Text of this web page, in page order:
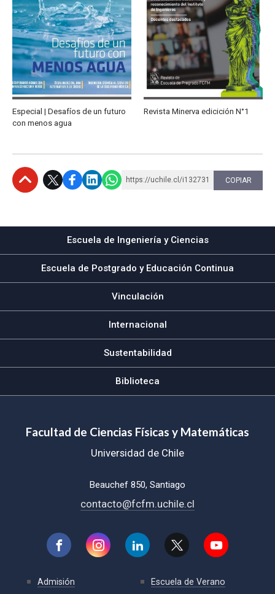
Especial | Desafíos de un futuro
con menos agua
Revista Minerva edicición N°1
https://uchile.cl/i132731 COPIAR
Escuela de Ingeniería y Ciencias
Escuela de Postgrado y Educación Continua
Vinculación
Internacional
Sustentabilidad
Biblioteca
Facultad de Ciencias Físicas y Matemáticas
Universidad de Chile
Beauchef 850, Santiago
contacto@fcfm.uchile.cl
Admisión Escuela de Verano